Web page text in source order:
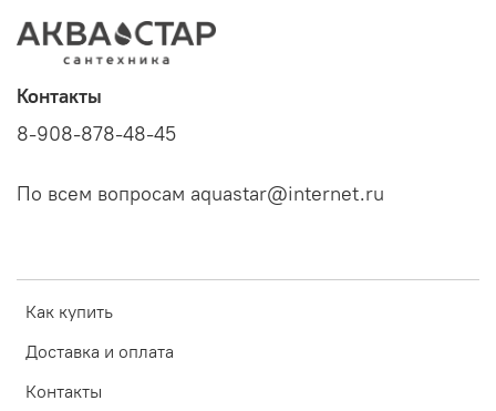
Как купить
Доставка и оплата
Контакты
Контакты
8-908-878-48-45
По всем вопросам aquastar@internet.ru